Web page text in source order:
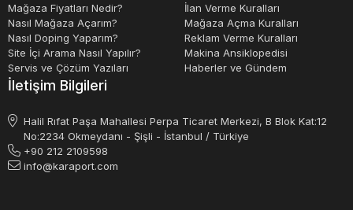
Mağaza Fiyatları Nedir?
Nasıl Mağaza Açarım?
Nasıl Doping Yaparım?
Site İçi Arama Nasıl Yapılır?
Servis ve Çözüm Yazıları
İlan Verme Kuralları
Mağaza Açma Kuralları
Reklam Verme Kuralları
Makina Ansiklopedisi
Haberler ve Gündem
İletişim Bilgileri
Halil Rıfat Paşa Mahallesi Perpa Ticaret Merkezi, B Blok Kat:12
No:2234 Okmeydanı - Şişli - İstanbul / Türkiye
+90 212 2109598
info@karaport.com